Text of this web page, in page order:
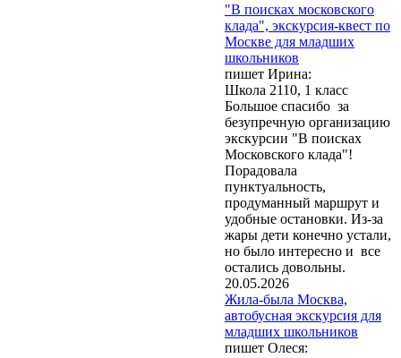
Обращаем Ваше
внимание, что при
заказе экскурсий и
оформлении бланков
заказа нажатие кнопки
"Отправить" или
"Заказать" означает
согласие на обработку
Ваших персональных
данных (Федеральный
закон № 152-ФЗ от
27.07.2006 г. «О
персональных
"В поисках московского
клада", экскурсия-квест по
Москве для младших
школьников
пишет Ирина:
Школа 2110, 1 класс
Большое спасибо за
безупречную организацию
экскурсии "В поисках
Московского клада"!
Порадовала
пунктуальность,
продуманный маршрут и
удобные остановки. Из-за
жары дети конечно устали,
но было интересно и все
остались довольны.
20.05.2026
Жила-была Москва,
автобусная экскурсия для
младших школьников
пишет Олеся: